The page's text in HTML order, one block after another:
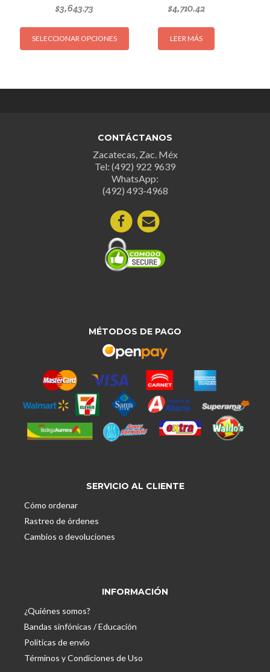
$3,643.73
SELECCIONAR OPCIONES
Este
pueden
elegir
en
la
de
producto
$4,710.42
LEER MÁS
CONTÁCTANOS
Zacatecas, Zac. Méx
Tel: (492) 922 9639
WhatsApp:
(492) 493-4968
MÉTODOS DE PAGO
SERVICIO AL CLIENTE
Cómo ordenar
Rastreo de órdenes
Cambios o devoluciones
INFORMACIÓN
¿Quiénes somos?
Bandas sinfónicas / Educación
Políticas de envío
Términos y Condiciones de Uso